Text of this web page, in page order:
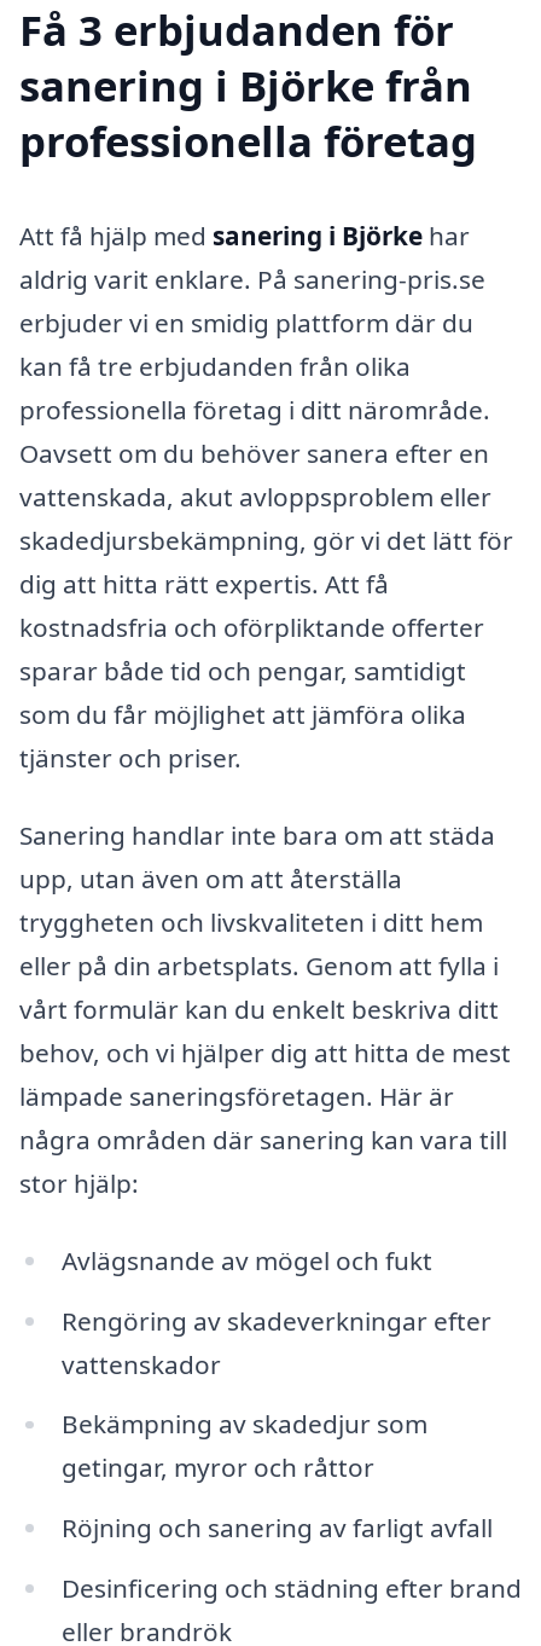
Få 3 erbjudanden för
sanering i Björke från
professionella företag
Att få hjälp med sanering i Björke har
aldrig varit enklare. På sanering-pris.se
erbjuder vi en smidig plattform där du
kan få tre erbjudanden från olika
professionella företag i ditt närområde.
Oavsett om du behöver sanera efter en
vattenskada, akut avloppsproblem eller
skadedjursbekämpning, gör vi det lätt för
dig att hitta rätt expertis. Att få
kostnadsfria och oförpliktande offerter
sparar både tid och pengar, samtidigt
som du får möjlighet att jämföra olika
tjänster och priser.
Sanering handlar inte bara om att städa
upp, utan även om att återställa
tryggheten och livskvaliteten i ditt hem
eller på din arbetsplats. Genom att fylla i
vårt formulär kan du enkelt beskriva ditt
behov, och vi hjälper dig att hitta de mest
lämpade saneringsföretagen. Här är
några områden där sanering kan vara till
stor hjälp:
Avlägsnande av mögel och fukt
Rengöring av skadeverkningar efter
vattenskador
Bekämpning av skadedjur som
getingar, myror och råttor
Röjning och sanering av farligt avfall
Desinficering och städning efter brand
eller brandrök